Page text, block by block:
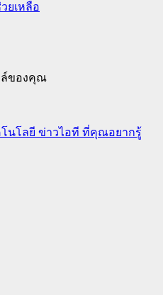
ยเหลือ
ล์ของคุณ
นโลยี ข่าวไอที ที่คุณอยากรู้